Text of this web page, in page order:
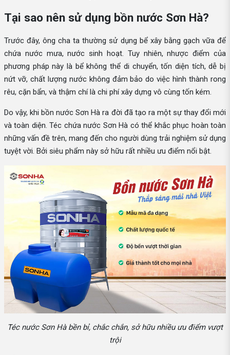
Tại sao nên sử dụng bồn nước Sơn Hà?
Trước đây, ông cha ta thường sử dụng bể xây bằng gạch vữa để
chứa nước mưa, nước sinh hoạt. Tuy nhiên, nhược điểm của
phương pháp này là bể không thể di chuyển, tốn diện tích, dễ bị
nứt vỡ, chất lượng nước không đảm bảo do việc hình thành rong
rêu, cặn bẩn, và thậm chí là chi phí xây dựng vô cùng tốn kém.
Do vậy, khi bồn nước Sơn Hà ra đời đã tạo ra một sự thay đổi mới
và toàn diện. Téc chứa nước Sơn Hà có thể khắc phục hoàn toàn
những vấn đề trên, mang đến cho người dùng trải nghiệm sử dụng
tuyệt vời. Bởi siêu phẩm này sở hữu rất nhiều ưu điểm nổi bật.
Téc nước Sơn Hà bền bỉ, chắc chắn, sở hữu nhiều ưu điểm vượt
trội